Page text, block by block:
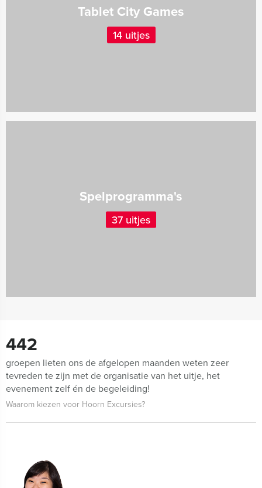
Tablet City Games
14 uitjes
Spelprogramma's
37 uitjes
442
groepen lieten ons de afgelopen maanden weten zeer
tevreden te zijn met de organisatie van het uitje, het
evenement zelf én de begeleiding!
Waarom kiezen voor Hoorn Excursies?